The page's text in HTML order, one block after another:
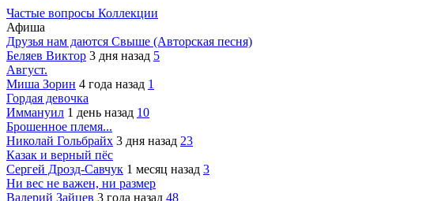
Частые вопросы Коллекции
Афиша
Друзья нам даются Свыше (Авторская песня)
Беляев Виктор 3 дня назад 5
Август.
Миша Зорин 4 года назад 1
Гордая девочка
Иммануил 1 день назад 10
Брошенное племя...
Николай Гольбрайх 3 дня назад 23
Казак и верный пёс
Сергей Дрозд-Савчук 1 месяц назад 3
Ни вес не важен, ни размер
Валерий Зайцев 3 года назад 48